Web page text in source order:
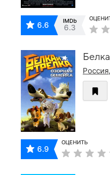
6.6 IMDb
6.3
Россия,
6.9
ОЦЕНИТЬ